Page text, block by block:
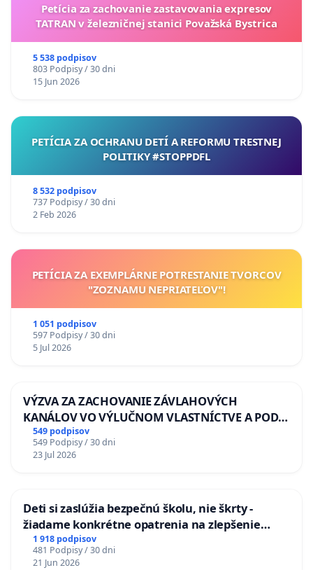
Petícia za zachovanie zastavovania expresov
TATRAN v železničnej stanici Považská Bystrica
5 538 podpisov
803 Podpisy / 30 dni
15 Jun 2026
PETÍCIA ZA OCHRANU DETÍ A REFORMU TRESTNEJ
POLITIKY #STOPPDFL
8 532 podpisov
737 Podpisy / 30 dni
2 Feb 2026
PETÍCIA ZA EXEMPLÁRNE POTRESTANIE TVORCOV
"ZOZNAMU NEPRIATEĽOV"!
1 051 podpisov
597 Podpisy / 30 dni
5 Jul 2026
VÝZVA ZA ZACHOVANIE ZÁVLAHOVÝCH
KANÁLOV VO VÝLUČNOM VLASTNÍCTVE A POD
KONTROLOU SLOVENSKEJ REPUBLIKY & žiadosť
na riešenie zanedbaného stavu závlahových a
odvodňovacích kanálov na Slovensku
549 podpisov
549 Podpisy / 30 dni
23 Jul 2026
Deti si zaslúžia bezpečnú školu, nie škrty -
žiadame konkrétne opatrenia na zlepšenie
situácie v školstve
1 918 podpisov
481 Podpisy / 30 dni
21 Jun 2026